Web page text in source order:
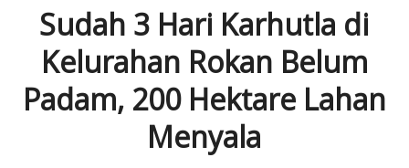
Sudah 3 Hari Karhutla di
Kelurahan Rokan Belum
Padam, 200 Hektare Lahan
Menyala